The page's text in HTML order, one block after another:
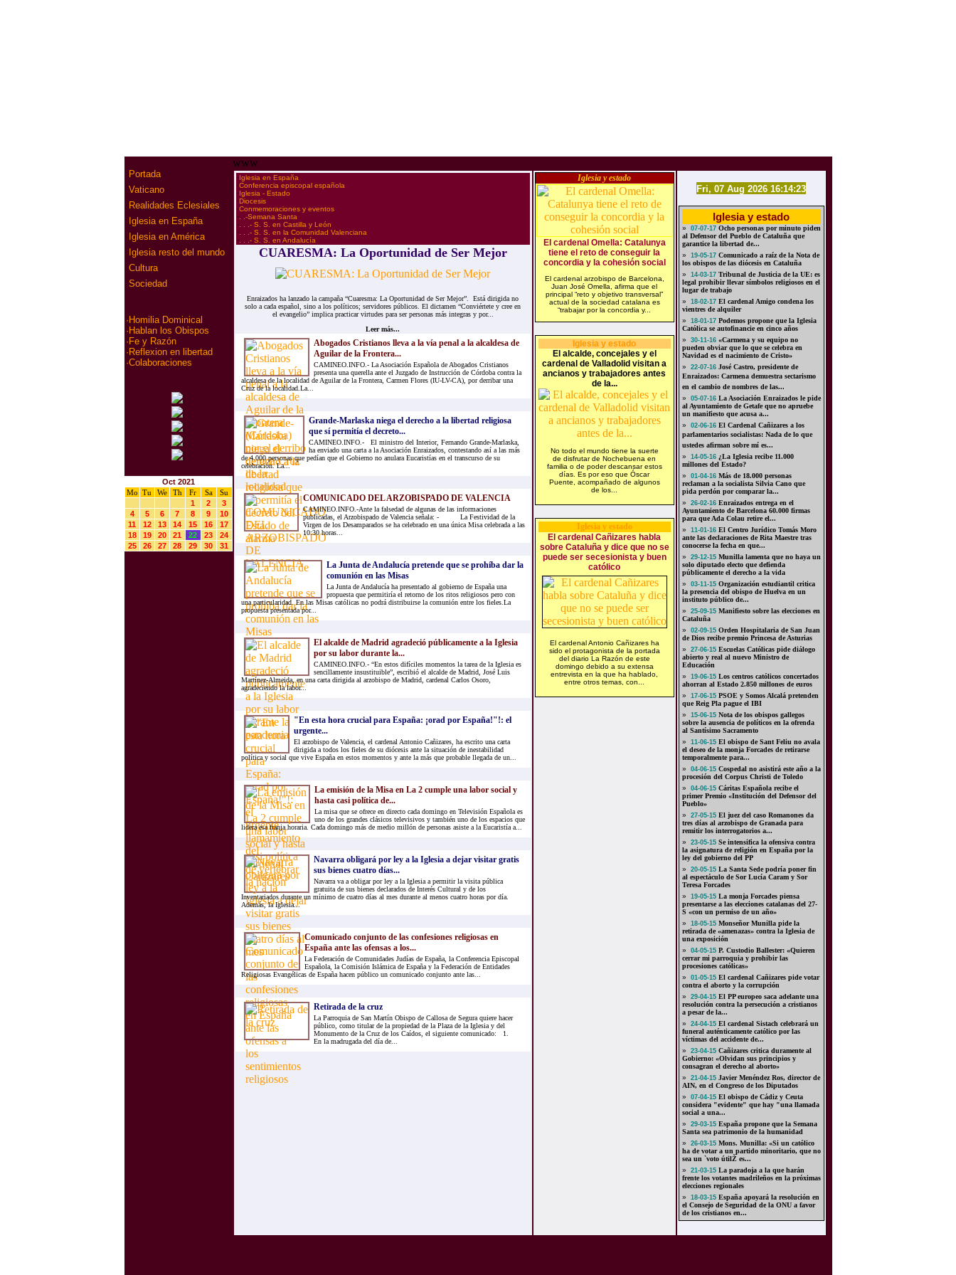
Portada
Vaticano
Realidades Eclesiales
Iglesia en España
Iglesia en América
Iglesia resto del mundo
Cultura
Sociedad
· Homilia Dominical
· Hablan los Obispos
· Fe y Razón
· Reflexion en libertad
·Colaboraciones
Oct 2021
Mo Tu We Th Fr Sa
Su
1
2
3
4
5 6 7 8 9
10
11
12 13 14 15 16
17
18
19 20 21 22 23
24
25
26 27 28 29 30 31
www
·Iglesia en España
·Conferencia episcopal española
·Iglesia - Estado
·Diocesis
·Conmemoraciones y eventos
· . .-Semana Santa
· . . .- S. S. en Castilla y León
· . . .- S. S. en la Comunidad Valenciana
· . . .- S. S. en Andalucía
CUARESMA: La Oportunidad de Ser Mejor
Enraizados ha lanzado la campaña “Cuaresma: La Oportunidad de Ser Mejor”. Está dirigida no
solo a cada español, sino a los políticos; servidores públicos. El dictamen “Conviértete y cree en
el evangelio” implica practicar virtudes para ser personas más integras y por...
Leer más...
Abogados Cristianos lleva a la vía penal a la alcaldesa de
Aguilar de la Frontera...
CAMINEO.INFO.- La Asociación Española de Abogados Cristianos
presenta una querella ante el Juzgado de Instrucción de Córdoba contra la
alcaldesa de la localidad de Aguilar de la Frontera, Carmen Flores (IU-LV-CA), por derribar una
Cruz de la localidad.La...
Grande-Marlaska niega el derecho a la libertad religiosa
que sí permitía el decreto...
CAMINEO.INFO.- El ministro del Interior, Fernando Grande-Marlaska,
ha enviado una carta a la Asociación Enraizados, contestando así a las más
de 4.000 personas que pedían que el Gobierno no anulara Eucaristías en el transcurso de su
celebración. La...
COMUNICADO DEL ARZOBISPADO DE VALENCIA
CAMINEO.INFO.-Ante la falsedad de algunas de las informaciones
publicadas, el Arzobispado de Valencia señala: - La Festividad de la
Virgen de los Desamparados se ha celebrado en una única Misa celebrada a las
10:30 horas...
La Junta de Andalucía pretende que se prohíba dar la
comunión en las Misas
La Junta de Andalucía ha presentado al gobierno de España una
propuesta que permitiría el retorno de los ritos religiosos pero con
una particularidad. En las Misas católicas no podrá distribuirse la comunión entre los fieles.La
propuesta presentada por...
El alcalde de Madrid agradeció públicamente a la Iglesia
por su labor durante la...
CAMINEO.INFO.- “En estos difíciles momentos la tarea de la Iglesia es
sencillamente insustituible”, escribió el alcalde de Madrid, José Luis
Martínez-Almeida, en una carta dirigida al arzobispo de Madrid, cardenal Carlos Osoro,
agradeciendo la labor...
"En esta hora crucial para España: ¡orad por España!"!: el
urgente...
El arzobispo de Valencia, el cardenal Antonio Cañizares, ha escrito una carta
dirigida a todos los fieles de su diócesis ante la situación de inestabilidad
política y social que vive España en estos momentos y ante la más que probable llegada de un...
La emisión de la Misa en La 2 cumple una labor social y
hasta casi política de...
La misa que se ofrece en directo cada domingo en Televisión Española es
uno de los grandes clásicos televisivos y también uno de los espacios que
lidera esa franja horaria. Cada domingo más de medio millón de personas asiste a la Eucaristía a...
Navarra obligará por ley a la Iglesia a dejar visitar gratis
sus bienes cuatro días...
Navarra va a obligar por ley a la Iglesia a permitir la visita pública
gratuita de sus bienes declarados de Interés Cultural y de los
Inventariados durante un mínimo de cuatro días al mes durante al menos cuatro horas por día.
Además, la Iglesia...
Comunicado conjunto de las confesiones religiosas en
España ante las ofensas a los...
La Federación de Comunidades Judías de España, la Conferencia Episcopal
Española, la Comisión Islámica de España y la Federación de Entidades
Religiosas Evangélicas de España hacen público un comunicado conjunto ante las...
Retirada de la cruz
La Parroquia de San Martín Obispo de Callosa de Segura quiere hacer
público, como titular de la propiedad de la Plaza de la Iglesia y del
Monumento de la Cruz de los Caídos, el siguiente comunicado: 1.
En la madrugada del día de...
Iglesia y estado
El cardenal Omella: Catalunya
tiene el reto de conseguir la
concordia y la cohesión social
El cardenal arzobispo de Barcelona,
Juan José Omella, afirma que el
principal “reto y objetivo transversal”
actual de la sociedad catalana es
“trabajar por la concordia y...
Iglesia y estado
El alcalde, concejales y el
cardenal de Valladolid visitan a
ancianos y trabajadores antes
de la...
No todo el mundo tiene la suerte
de disfrutar de Nochebuena en
familia o de poder descansar estos
días. Es por eso que Óscar
Puente, acompañado de algunos
de los...
Iglesia y estado
El cardenal Cañizares habla
sobre Cataluña y dice que no se
puede ser secesionista y buen
católico
El cardenal Antonio Cañizares ha
sido el protagonista de la portada
del diario La Razón de este
domingo debido a su extensa
entrevista en la que ha hablado,
entre otros temas, con...
Fri, 07 Aug 2026 16:14:23
Iglesia y estado
» 07-07-17Ocho personas por minuto piden
al Defensor del Pueblo de Cataluña que
garantice la libertad de...
»
19-05-17Comunicado a raíz de la Nota de
los obispos de las diócesis en Cataluña
»
14-03-17Tribunal de Justicia de la UE: es
legal prohibir llevar símbolos religiosos en el
lugar de trabajo
»
18-02-17El cardenal Amigo condena los
vientres de alquiler
»
18-01-17Podemos propone que la Iglesia
Católica se autofinancie en cinco años
»
30-11-16«Carmena y su equipo no
pueden obviar que lo que se celebra en
Navidad es el nacimiento de Cristo»
»
22-07-16José Castro, presidente de
Enraizados: Carmena demuestra sectarismo
en el cambio de nombres de las...
»
05-07-16La Asociación Enraizados le pide
al Ayuntamiento de Getafe que no apruebe
un manifiesto que acusa a...
»
02-06-16El Cardenal Cañizares a los
parlamentarios socialistas: Nada de lo que
ustedes afirman sobre mí es...
»
14-05-16¿La Iglesia recibe 11.000
millones del Estado?
»
01-04-16Más de 18.000 personas
reclaman a la socialista Silvia Cano que
pida perdón por comparar la...
»
26-02-16Enraizados entrega en el
Ayuntamiento de Barcelona 60.000 firmas
para que Ada Colau retire el...
»
11-01-16El Centro Jurídico Tomás Moro
ante las declaraciones de Rita Maestre tras
conocerse la fecha en que...
»
29-12-15Munilla lamenta que no haya un
solo diputado electo que defienda
públicamente el derecho a la vida
»
03-11-15Organización estudiantil critica
la presencia del obispo de Huelva en un
instituto público de...
»
25-09-15Manifiesto sobre las elecciones en
Cataluña
»
02-09-15Orden Hospitalaria de San Juan
de Dios recibe premio Princesa de Asturias
»
27-06-15Escuelas Católicas pide diálogo
abierto y real al nuevo Ministro de
Educación
»
19-06-15Los centros católicos concertados
ahorran al Estado 2.850 millones de euros
»
17-06-15PSOE y Somos Alcalá pretenden
que Reig Pla pague el IBI
»
15-06-15Nota de los obispos gallegos
sobre la ausencia de políticos en la ofrenda
al Santísimo Sacramento
»
11-06-15El obispo de Sant Feliu no avala
el deseo de la monja Forcades de retirarse
temporalmente para...
»
04-06-15Cospedal no asistirá este año a la
procesión del Corpus Christi de Toledo
»
04-06-15Cáritas Española recibe el
primer Premio «Institución del Defensor del
Pueblo»
»
27-05-15El juez del caso Romanones da
tres días al arzobispo de Granada para
remitir los interrogatorios a...
»
23-05-15Se intensifica la ofensiva contra
la asignatura de religión en España por la
ley del gobierno del PP
»
20-05-15La Santa Sede podría poner fin
al espectáculo de Sor Lucía Caram y Sor
Teresa Forcades
»
19-05-15La monja Forcades piensa
presentarse a las elecciones catalanas del 27-
S «con un permiso de un año»
»
18-05-15Monseñor Munilla pide la
retirada de «amenazas» contra la Iglesia de
una exposición
»
04-05-15P. Custodio Ballester: «Quieren
cerrar mi parroquia y prohibir las
procesiones católicas»
»
01-05-15El cardenal Cañizares pide votar
contra el aborto y la corrupción
»
29-04-15El PP europeo saca adelante una
resolución contra la persecución a cristianos
a pesar de la...
»
24-04-15El cardenal Sistach celebrará un
funeral auténticamente católico por las
víctimas del accidente de...
»
23-04-15Cañizares critica duramente al
Gobierno: «Olvidan sus principios y
consagran el derecho al aborto»
»
21-04-15Javier Menéndez Ros, director de
AIN, en el Congreso de los Diputados
»
07-04-15El obispo de Cádiz y Ceuta
considera "evidente" que hay "una llamada
social a una...
»
29-03-15España propone que la Semana
Santa sea patrimonio de la humanidad
»
26-03-15Mons. Munilla: «Si un católico
ha de votar a un partido minoritario, que no
sea un `voto útilŽ es...
»
21-03-15La paradoja a la que harán
frente los votantes madrileños en la próximas
elecciones regionales
»
18-03-15España apoyará la resolución en
el Consejo de Seguridad de la ONU a favor
de los cristianos en...